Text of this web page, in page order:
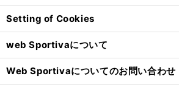
Setting of Cookies
web Sportivaについて
Web Sportivaについてのお問い合わせ